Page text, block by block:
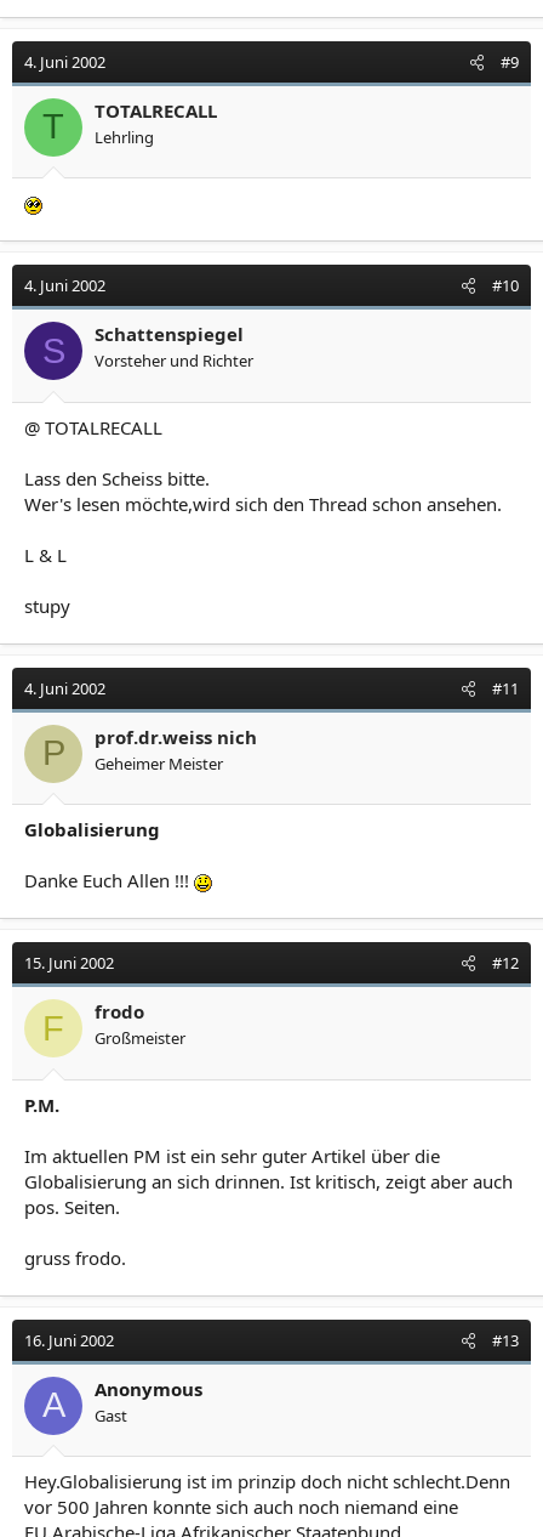
4. Juni 2002 #9
T TOTALRECALL
Lehrling
4. Juni 2002 #10
S Schattenspiegel
Vorsteher und Richter
@ TOTALRECALL
Lass den Scheiss bitte.
Wer's lesen möchte,wird sich den Thread schon ansehen.
L & L
stupy
4. Juni 2002 #11
P prof.dr.weiss nich
Geheimer Meister
Globalisierung
Danke Euch Allen !!!
15. Juni 2002 #12
F frodo
Großmeister
P.M.
Im aktuellen PM ist ein sehr guter Artikel über die
Globalisierung an sich drinnen. Ist kritisch, zeigt aber auch
pos. Seiten.
gruss frodo.
16. Juni 2002 #13
A Anonymous
Gast
Hey.Globalisierung ist im prinzip doch nicht schlecht.Denn
vor 500 Jahren konnte sich auch noch niemand eine
EU,Arabische-Liga,Afrikanischer Staatenbund